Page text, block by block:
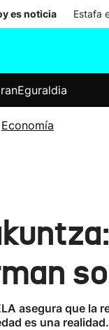
es noticia Estafa
Eguraldia
Economía
asegura que la
es una realidad.